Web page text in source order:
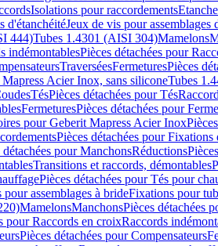
Isolations pour raccordements
d'étanchéitéJeux de vis pour assemblages
444)Tubes 1.4301 (AISI 304)Mamelons
indémontablesPièces détachées pour
TraverséesFermeturesPièces
Acier Inox, sans siliconeTubes
TésPièces détachées pour Tés
FermeturesPièces détachées pour
pour Geberit Mapress Acier Inox
Pièces détachées pour Fixations
détachées pour ManchonsRéductions
Transitions et raccords, démontables
Pièces détachées pour Tés pour
pour assemblages à brideFixations pour
MamelonsManchonsPièces détachées
pour Raccords en croixRaccords
Pièces détachées pour Compensateurs